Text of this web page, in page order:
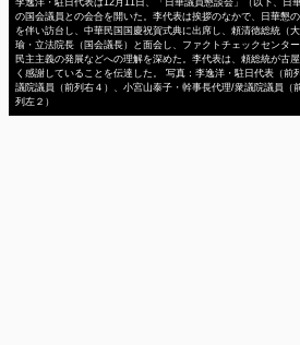
李逸洋・駐日代表は12月11日、「日華議員懇談会」（以下、日
の国会議員との会合を開いた。李代表は挨拶のなかで、日華懇
を伴い訪台し、中華民国国慶祝賀式典に出席し、頼清徳総統（
瑜・立法院長（国会議長）と面会し、ファクトチェックセンタ
民主主義の発展などへの理解を深めた。李代表は、頼総統が古
く感謝していることを伝達した。 写真：李逸洋・駐日代表（
議院議員（前列右４）、小宮山泰子・幹事長代理/衆議院議員（
列左２）